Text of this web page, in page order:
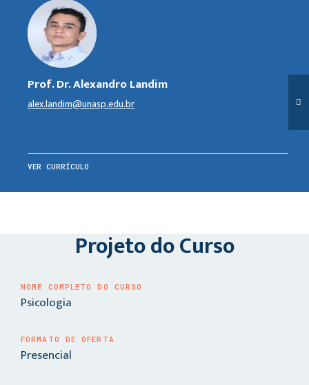
Prof. Dr. Alexandro Landim
alex.landim@unasp.edu.br
VER CURRÍCULO
Projeto do Curso
NOME COMPLETO DO CURSO
Psicologia
FORMATO DE OFERTA
Presencial